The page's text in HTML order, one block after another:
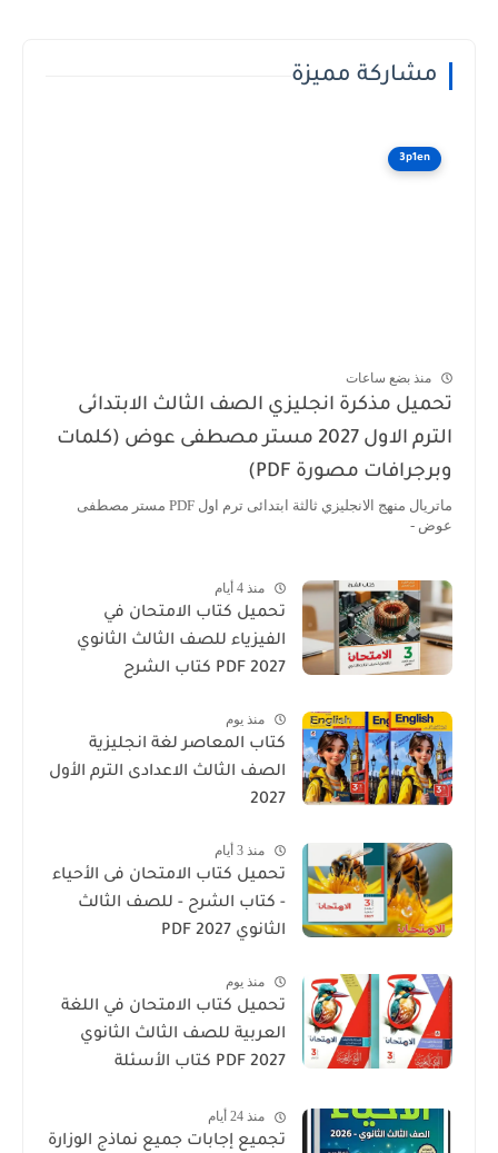
مشاركة مميزة
3p1en
منذ بضع ساعات
تحميل مذكرة انجليزي الصف الثالث الابتدائى
الترم الاول 2027 مستر مصطفى عوض (كلمات
وبرجرافات مصورة PDF)
ماتريال منهج الانجليزي ثالثة ابتدائى ترم اول PDF مستر مصطفى
عوض -
منذ 4 أيام
تحميل كتاب الامتحان في
الفيزياء للصف الثالث الثانوي
2027 PDF كتاب الشرح
منذ يوم
كتاب المعاصر لغة انجليزية
الصف الثالث الاعدادى الترم الأول
2027
منذ 3 أيام
تحميل كتاب الامتحان فى الأحياء
- كتاب الشرح - للصف الثالث
الثانوي 2027 PDF
منذ يوم
تحميل كتاب الامتحان في اللغة
العربية للصف الثالث الثانوي
2027 PDF كتاب الأسئلة
منذ 24 أيام
تجميع إجابات جميع نماذج الوزارة